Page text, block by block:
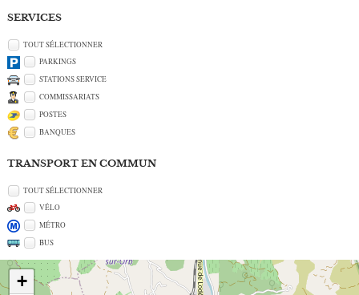
SERVICES
TOUT SÉLECTIONNER
PARKINGS
STATIONS SERVICE
COMMISSARIATS
POSTES
BANQUES
TRANSPORT EN COMMUN
TOUT SÉLECTIONNER
VÉLO
MÉTRO
BUS
+